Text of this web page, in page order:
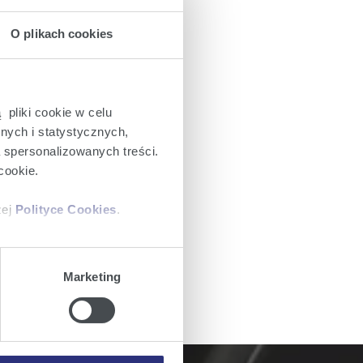
O plikach cookies
pliki cookie w celu
i statystycznych,
treści.
Polityce Cookies.
plików cookie z
umieszczać w Państwa
ta nie dotyczy jednak
Marketing